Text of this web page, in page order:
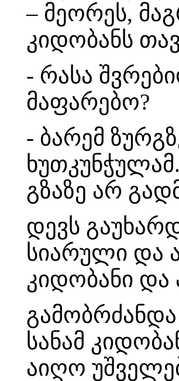
– მეორეს,
კიდობანს
- რასა
მაფარებო?
- ბარემ
გზაზე არ
დევს
სიარული და
კიდობანი და
სანამ
აიღო